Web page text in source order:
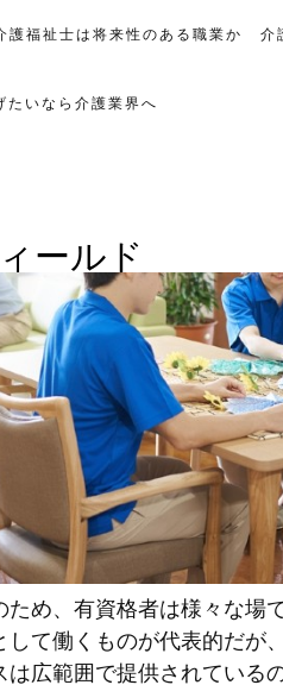
護福祉士は将来性のある職業か 介
たいなら介護業界へ
ールド
め、有資格者は様々な場
て働くものが代表的だが
広範囲で提供されているの